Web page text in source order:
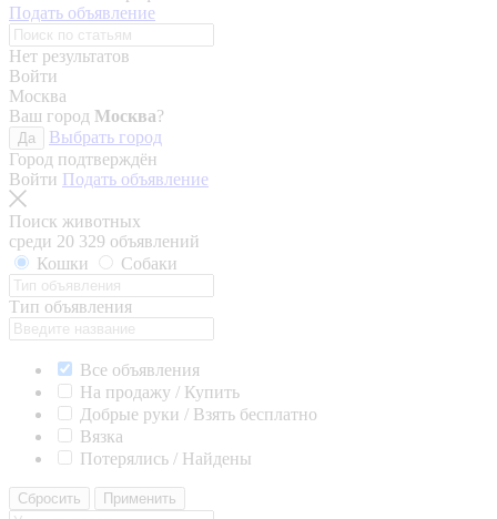
Подать объявление
Нет результатов
Войти
Москва
Ваш город Москва?
Да
Выбрать город
Город подтверждён
Войти Подать объявление
Поиск животных
среди 20 329 объявлений
Кошки
Собаки
Тип объявления
Все объявления
На продажу / Купить
Добрые руки / Взять бесплатно
Вязка
Потерялись / Найдены
Сбросить Применить